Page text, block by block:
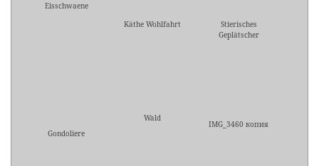
Eisschwaene
Käthe Wohlfahrt
Stierisches
Geplätscher
Gondoliere
Wald
IMG_3460 копия